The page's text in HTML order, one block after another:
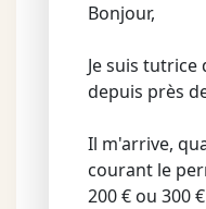
Bonjour,
Je suis tutrice
depuis près
Il m'arrive,
courant le
200 € ou 300